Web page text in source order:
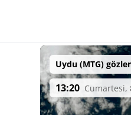
Uydu (MTG)
13:20 Cumartesi,